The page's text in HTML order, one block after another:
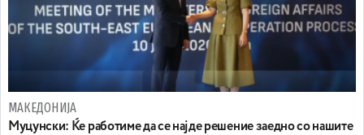
МАКЕДОНИЈА
Муцунски: Ќе работиме да се најде решение заедно со нашите